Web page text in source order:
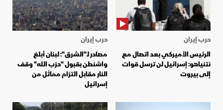
حرب إيران
الرئيس الأميركي بعد اتصال مع
نتنياهو: إسرائيل لن ترسل قوات
إلى بيروت
حرب إيران
مصادر لـ"الشرق": لبنان أبلغ
واشنطن بقبول "حزب الله" وقف
النار مقابل التزام مماثل من
إسرائيل